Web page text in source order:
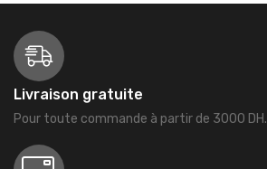
Livraison gratuite
Pour toute commande à partir de 3000 DH.